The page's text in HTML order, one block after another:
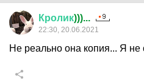
Кролик)))...
22:30, 20.06.2021
Не реально она копия... Я не